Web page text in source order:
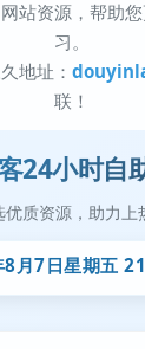
24小时自
优质资源，助力上
月7日星期五